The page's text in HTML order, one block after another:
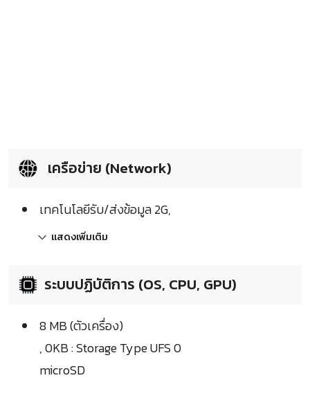
เครือข่าย (Network)
เทคโนโลยีรับ/ส่งข้อมูล 2G,
แสดงเพิ่มเติม
ระบบปฏิบัติการ (OS, CPU, GPU)
8 MB (ตัวเครื่อง)
, 0KB : Storage Type UFS 0
microSD